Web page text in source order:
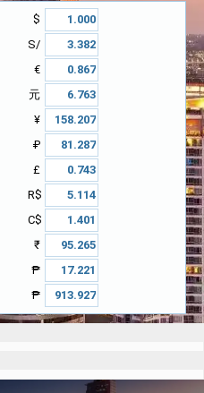
$
S/
€
元
¥
₽
£
R$
C$
₹
₱
₱